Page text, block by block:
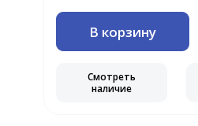
В корзину
Смотреть
наличие